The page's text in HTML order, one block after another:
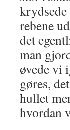
rebene
det
man
øvede vi
gøres,
hullet
hvordan